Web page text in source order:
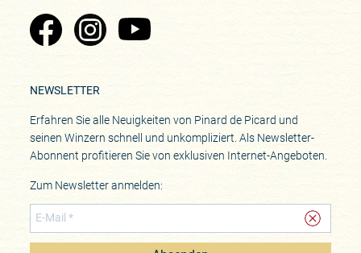
Zu Pinard's Facebook-Seite
Zu Pinard's Instagram-Seite
Zu Pinard's YouTube-Seite
NEWSLETTER
Erfahren Sie alle Neuigkeiten von Pinard de Picard und
seinen Winzern schnell und unkompliziert. Als Newsletter-
Abonnent profitieren Sie von exklusiven Internet-Angeboten.
Zum Newsletter anmelden: